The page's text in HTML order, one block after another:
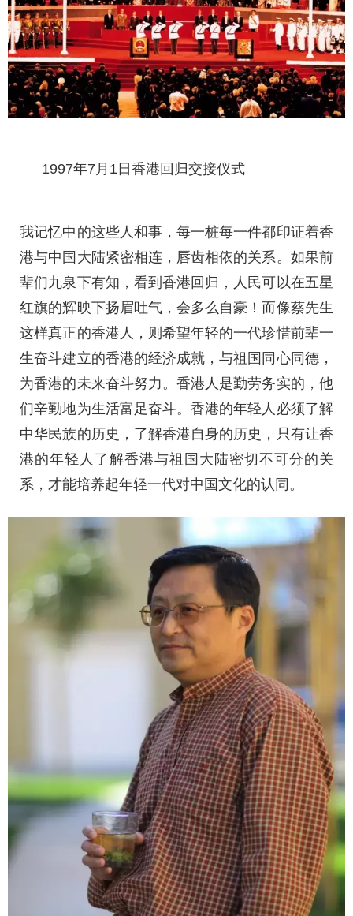
1997年7月1日香港回归交接仪式
我记忆中的这些人和事，每一桩每一件都印证着香
港与中国大陆紧密相连，唇齿相依的关系。如果前
辈们九泉下有知，看到香港回归，人民可以在五星
红旗的辉映下扬眉吐气，会多么自豪！而像蔡先生
这样真正的香港人，则希望年轻的一代珍惜前辈一
生奋斗建立的香港的经济成就，与祖国同心同德，
为香港的未来奋斗努力。香港人是勤劳务实的，他
们辛勤地为生活富足奋斗。香港的年轻人必须了解
中华民族的历史，了解香港自身的历史，只有让香
港的年轻人了解香港与祖国大陆密切不可分的关
系，才能培养起年轻一代对中国文化的认同。